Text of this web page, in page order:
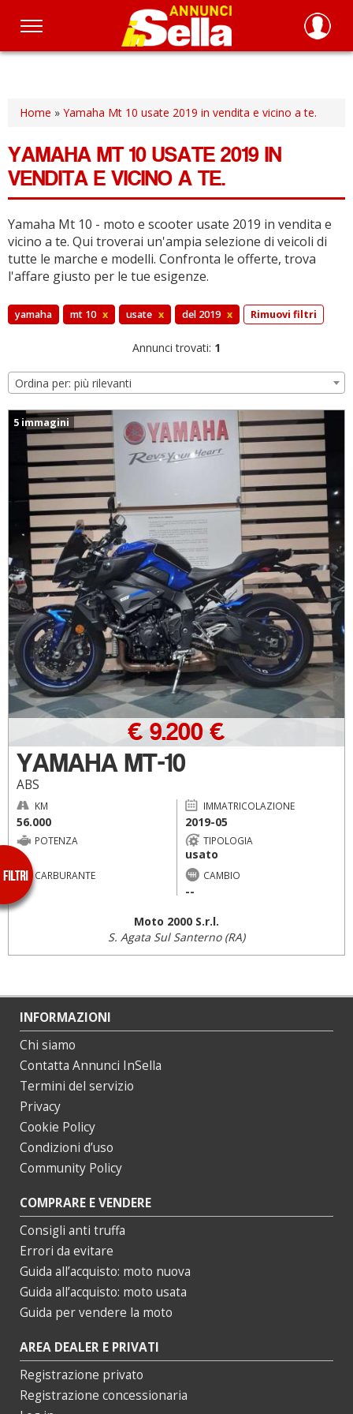
Salta
principale
Home » Yamaha Mt 10 usate 2019 in vendita e vicino a te.
YAMAHA MT 10 USATE 2019 IN
VENDITA E VICINO A TE.
Yamaha Mt 10 - moto e scooter usate 2019 in vendita e
vicino a te. Qui troverai un'ampia selezione di veicoli di
tutte le marche e modelli. Confronta le offerte, trova
l'affare giusto per le tue esigenze.
yamaha mt 10 x usate x del 2019 x Rimuovi filtri
Annunci trovati: 1
Ordina per: più rilevanti
5 immagini
YAMAHA MT-10
ABS
€ 9.200 €
KM
56.000
IMMATRICOLAZIONE
2019-05
POTENZA
--
TIPOLOGIA
usato
CARBURANTE
--
CAMBIO
--
Moto 2000 S.r.l.
S. Agata Sul Santerno (RA)
INFORMAZIONI
Chi siamo
Contatta Annunci InSella
Termini del servizio
Privacy
Cookie Policy
Condizioni d’uso
Community Policy
COMPRARE E VENDERE
Consigli anti truffa
Errori da evitare
Guida all’acquisto: moto nuova
Guida all’acquisto: moto usata
Guida per vendere la moto
AREA DEALER E PRIVATI
Registrazione privato
Registrazione concessionaria